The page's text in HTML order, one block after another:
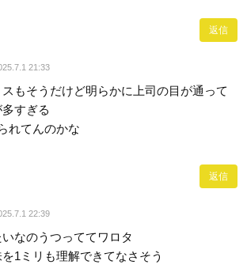
返信
21:33
もそうだけど明らかに上司の目が通って
すぎる
れてんのかな
返信
22:39
なのうつっててワロタ
1ミリも理解できてなさそう